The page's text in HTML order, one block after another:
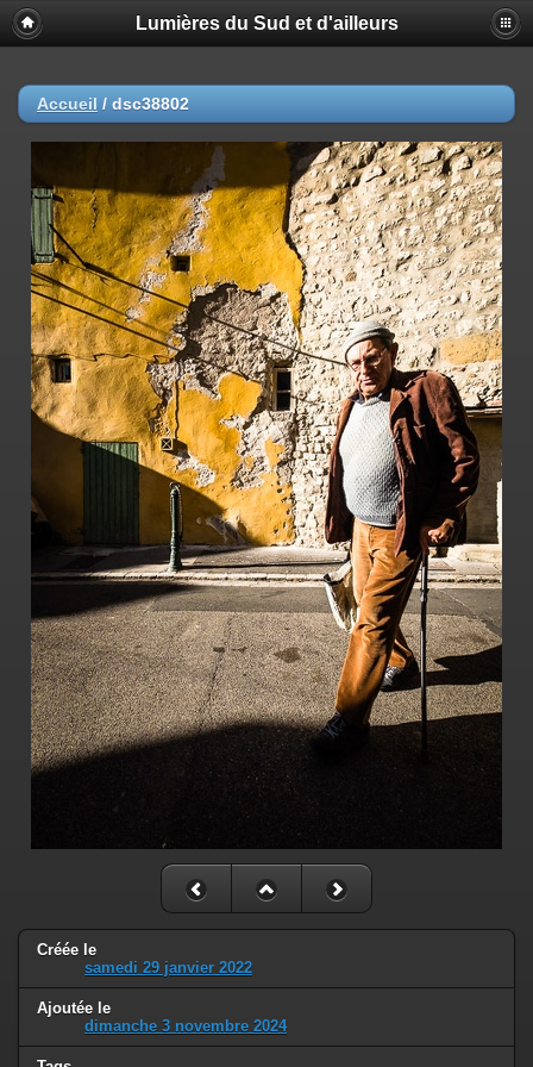
Lumières du Sud et d'ailleurs
Accueil / dsc38802
Créée le
samedi 29 janvier 2022
Ajoutée le
dimanche 3 novembre 2024